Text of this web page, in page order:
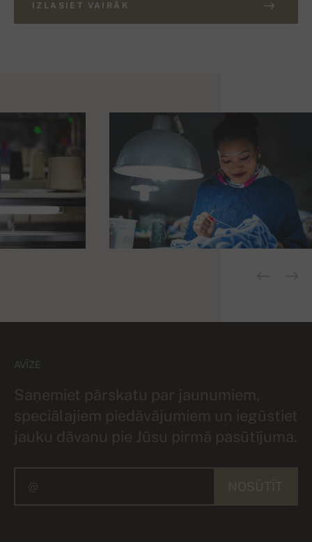
IZLASIET VAIRĀK
AVĪZE
Saņemiet pārskatu par jaunumiem,
speciālajiem piedāvājumiem un iegūstiet
jauku dāvanu pie Jūsu pirmā pasūtījuma.